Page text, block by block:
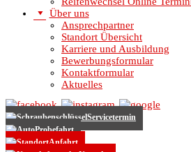
Über uns
Ansprechpartner
Standort Übersicht
Karriere und Ausbildung
Bewerbungsformular
Kontaktformular
Aktuelles
Servicetermin
Probefahrt
Anfahrt